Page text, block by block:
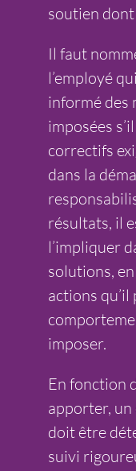
soutien
Il faut
l’employé
informé des
imposées
correctifs
dans la
résultats, il
l’impliquer
solutions,
actions
imposer.
En fonction
apporter,
doit être
suivi